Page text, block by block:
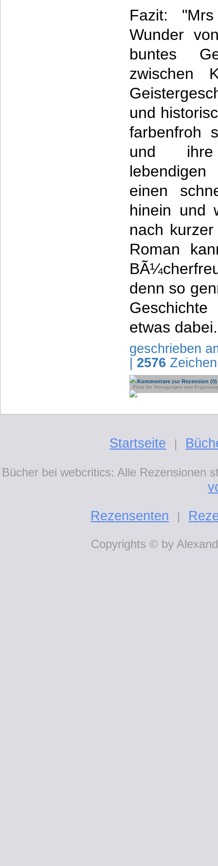
Fazit:
Wunder
buntes
zwischen
und
farbenfroh
und
einen
hinein und
nach
Roman
denn so
etwas dabei.
geschrieben
2576 Zeichen
Kommentare zur Rezension (0)
Platz für Anregungen und
Startseite |
Bücher bei webcritics: Alle Rezensionen
Rezensenten
|
Copyrights © by